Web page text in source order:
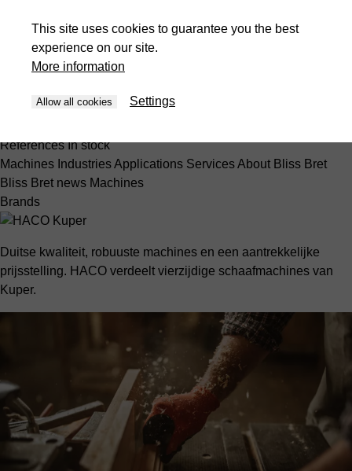
ReferencesIn stock
Presses
MachinesIndustriesApplications
ReferencesIn stock
Machines IndustriesApplications ServicesAbout Bliss Bret
Bliss Bret news Machines
Brands
Duitse kwaliteit, robuuste machines en een aantrekkelijke
prijsstelling. HACO verdeelt vierzijdige schaafmachines van
Kuper.
This site uses cookies to guarantee you the best
experience on our site.
More information
Allow all cookies Settings